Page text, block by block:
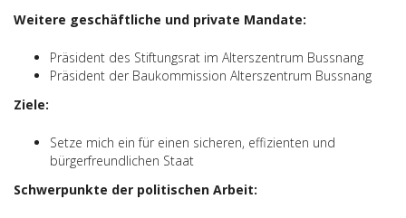
Weitere geschäftliche und private Mandate:
Präsident des Stiftungsrat im Alterszentrum Bussnang
Präsident der Baukommission Alterszentrum Bussnang
Ziele:
Setze mich ein für einen sicheren, effizienten und
bürgerfreundlichen Staat
Schwerpunkte der politischen Arbeit: